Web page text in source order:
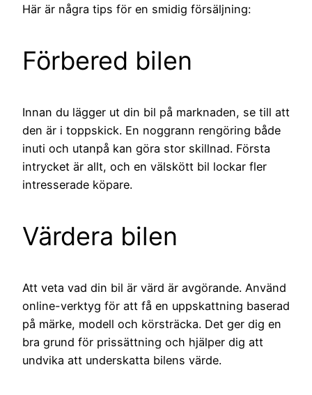
Här är några tips för en smidig försäljning:
Förbered bilen
Innan du lägger ut din bil på marknaden, se till att
den är i toppskick. En noggrann rengöring både
inuti och utanpå kan göra stor skillnad. Första
intrycket är allt, och en välskött bil lockar fler
intresserade köpare.
Värdera bilen
Att veta vad din bil är värd är avgörande. Använd
online-verktyg för att få en uppskattning baserad
på märke, modell och körsträcka. Det ger dig en
bra grund för prissättning och hjälper dig att
undvika att underskatta bilens värde.